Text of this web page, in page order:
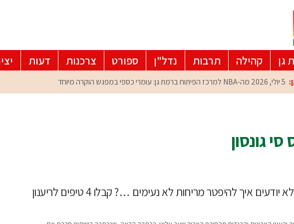
גן קהילה תרבות נדל"ן ספורט צרכנות דעות
5 יולי, 2026 מה-NBA למרכז הפיתוח ברמת גן: עומרי כספי במפגש הוקרה מיוחד
גונסון
ארון הבגדים זקוק לריענון? לא יודעים איך להיפטר מריחות לא נעימים …? קבלו 4 טיפים לריענון